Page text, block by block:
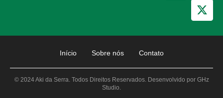
Início Sobre nós Contato
© 2024 Aki da Serra. Todos Direitos Reservados. Desenvolvido por GHz
Studio.